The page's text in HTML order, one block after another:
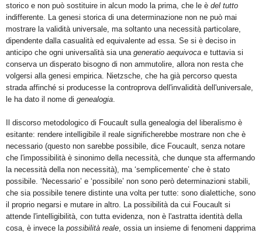
storico e non può sostituire in alcun modo la prima, che le è del tutto
indifferente. La genesi storica di una determinazione non ne può mai
mostrare la validità universale, ma soltanto una necessità particolare,
dipendente dalla casualità ed equivalente ad essa. Se si è deciso in
anticipo che ogni universalità sia una generatio aequivoca e tuttavia si
conserva un disperato bisogno di non ammutolire, allora non resta che
volgersi alla genesi empirica. Nietzsche, che ha già percorso questa
strada affinché si producesse la controprova dell'invalidità dell'universale,
le ha dato il nome di genealogia
Il discorso metodologico di Foucault sulla genealogia del liberalismo è
esitante: rendere intelligibile il reale significherebbe mostrare non che è
necessario (questo non sarebbe possibile, dice Foucault, senza notare
che l'impossibilità è sinonimo della necessità, che dunque sta affermando
la necessità della non necessità), ma ‘semplicemente’ che è stato
possibile. ‘Necessario’ e ‘possibile’ non sono però determinazioni stabili,
che sia possibile tenere distinte una volta per tutte: sono dialettiche, sono
il proprio negarsi e mutare in altro. La possibilità da cui Foucault si
attende l'intelligibilità, con tutta evidenza, non è l'astratta identità della
cosa, è invece la possibilità reale , ossia un insieme di fenomeni dapprima